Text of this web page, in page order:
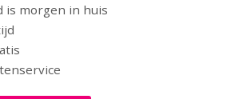
is morgen in huis